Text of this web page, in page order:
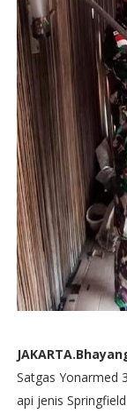
Satgas Yonarmed
api jenis